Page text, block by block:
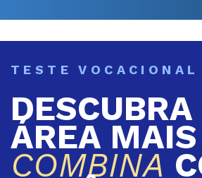
TESTE VOCACIONAL
ÁREA MAIS
COMBINA